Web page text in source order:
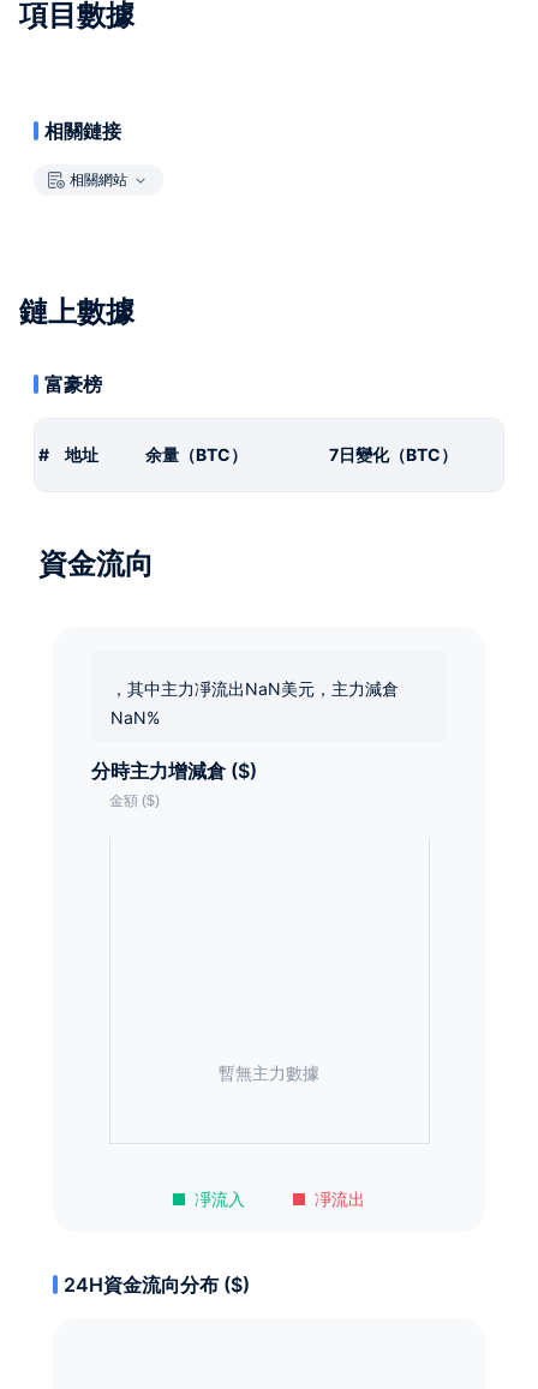
項目數據
相關鏈接
相關網站
鏈上數據
富豪榜
# 地址 余量（BTC） 7日變化（BTC）
資金流向
，其中主力凈流出NaN美元，主力減倉
NaN%
分時主力增減倉 ($)
凈流入 凈流出
暫無主力數據
24H資金流向分布 ($)